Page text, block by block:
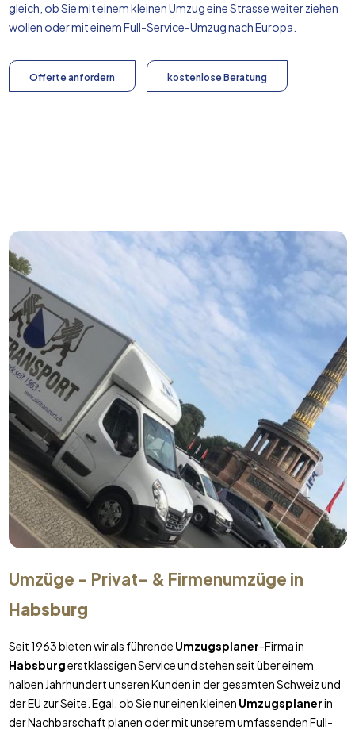
gleich, ob Sie mit einem kleinen Umzug eine Strasse weiter ziehen
wollen oder mit einem Full-Service-Umzug nachEuropa
Offerte anfordern kostenlose Beratung
Umzüge - Privat- & Firmenumzüge in
Habsburg
Seit 1963 bieten wir als führende Umzugsplaner-Firma in
Habsburgerstklassigen Service und stehen seit über einem
halben Jahrhundert unseren Kunden in der gesamten Schweiz und
der EU zur Seite. Egal, ob Sie nur einen kleinen Umzugsplanerin
der Nachbarschaft planen oder mit unserem umfassenden Full-